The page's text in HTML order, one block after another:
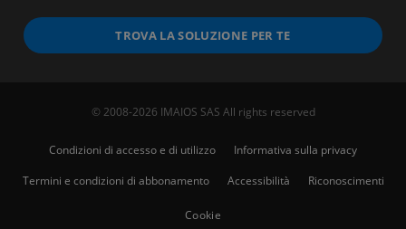
TROVA LA SOLUZIONE PER TE
© 2008-2026 IMAIOS SAS All rights reserved
Condizioni di accesso e di utilizzo
Informativa sulla privacy
Termini e condizioni di abbonamento
Accessibilità Riconoscimenti
Cookie